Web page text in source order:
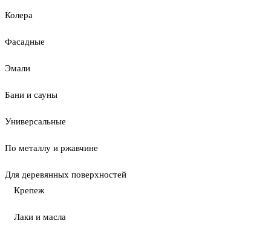
Колера
Фасадные
Эмали
Бани и сауны
Универсальные
По металлу и ржавчине
Для деревянных поверхностей
Крепеж
Лаки и масла